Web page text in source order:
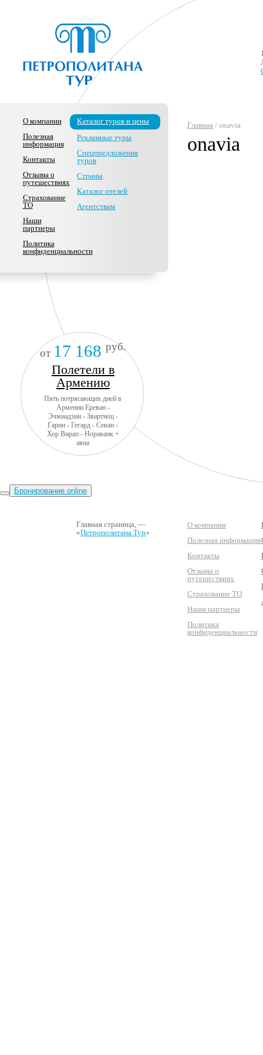
О компании
Полезная
информация
Контакты
Отзывы о
путешествиях
Страхование
ТО
Наши
партнеры
Политика
конфиденциальности
Каталог туров и цены
Рекламные туры
Спецпредложения
туров
Страны
Каталог отелей
Агентствам
от 17 168 руб.
Полетели в
Армению
Пять потрясающих дней в
Армении Ереван -
Эчмиадзин - Звартноц -
Гарни - Гегард - Севан -
Хор Вирап - Нораванк +
авиа
Главная / onavia
onavia
Главная страница, —
«Петрополитана Тур»
О компании
Полезная информация
Контакты
Отзывы о
путешествиях
Страхование ТО
Наши партнеры
Политика
конфиденциальности
Бронирование online